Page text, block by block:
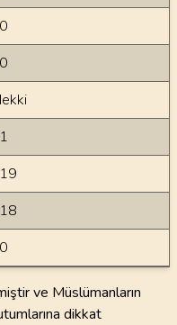
ve Müslümanların
dikkat